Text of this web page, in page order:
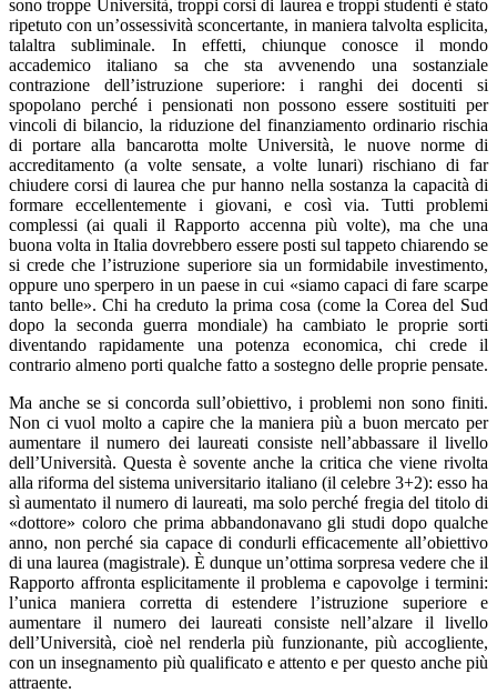
sono troppe Università, troppi corsi di laurea e troppi studenti è stato
ripetuto con un’ossessività sconcertante, in maniera talvolta esplicita,
talaltra subliminale. In effetti, chiunque conosce il mondo
accademico italiano sa che sta avvenendo una sostanziale
contrazione dell’istruzione superiore: i ranghi dei docenti si
spopolano perché i pensionati non possono essere sostituiti per
vincoli di bilancio, la riduzione del finanziamento ordinario rischia
di portare alla bancarotta molte Università, le nuove norme di
accreditamento (a volte sensate, a volte lunari) rischiano di far
chiudere corsi di laurea che pur hanno nella sostanza la capacità di
formare eccellentemente i giovani, e così via. Tutti problemi
complessi (ai quali il Rapporto accenna più volte), ma che una
buona volta in Italia dovrebbero essere posti sul tappeto chiarendo se
si crede che l’istruzione superiore sia un formidabile investimento,
oppure uno sperpero in un paese in cui «siamo capaci di fare scarpe
tanto belle». Chi ha creduto la prima cosa (come la Corea del Sud
dopo la seconda guerra mondiale) ha cambiato le proprie sorti
diventando rapidamente una potenza economica, chi crede il
contrario almeno porti qualche fatto a sostegno delle proprie pensate.
Ma anche se si concorda sull’obiettivo, i problemi non sono finiti.
Non ci vuol molto a capire che la maniera più a buon mercato per
aumentare il numero dei laureati consiste nell’abbassare il livello
dell’Università. Questa è sovente anche la critica che viene rivolta
alla riforma del sistema universitario italiano (il celebre 3+2): esso ha
sì aumentato il numero di laureati, ma solo perché fregia del titolo di
«dottore» coloro che prima abbandonavano gli studi dopo qualche
anno, non perché sia capace di condurli efficacemente all’obiettivo
di una laurea (magistrale). È dunque un’ottima sorpresa vedere che il
Rapporto affronta esplicitamente il problema e capovolge i termini:
l’unica maniera corretta di estendere l’istruzione superiore e
aumentare il numero dei laureati consiste nell’alzare il livello
dell’Università, cioè nel renderla più funzionante, più accogliente,
con un insegnamento più qualificato e attento e per questo anche più
attraente.